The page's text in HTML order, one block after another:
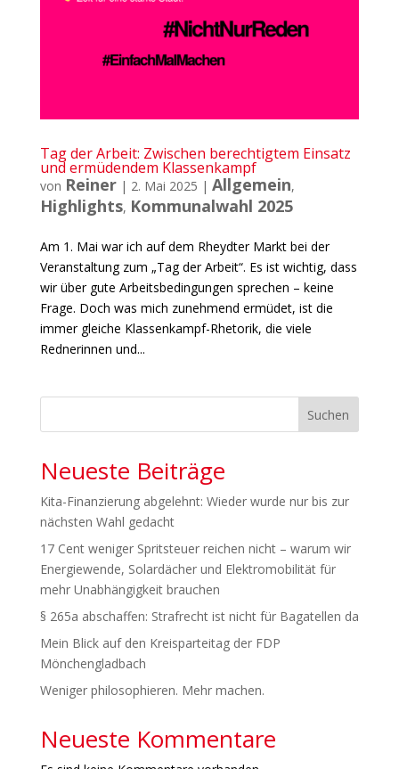
Tag der Arbeit: Zwischen berechtigtem Einsatz
und ermüdendem Klassenkampf
von Reiner| 2. Mai 2025 | Allgemein,
Highlights, Kommunalwahl 2025
Am 1. Mai war ich auf dem Rheydter Markt bei der
Veranstaltung zum „Tag der Arbeit“. Es ist wichtig, dass
wir über gute Arbeitsbedingungen sprechen – keine
Frage. Doch was mich zunehmend ermüdet, ist die
immer gleiche Klassenkampf-Rhetorik, die viele
Rednerinnen und...
Suchen
Neueste Beiträge
Kita-Finanzierung abgelehnt: Wieder wurde nur bis zur
nächsten Wahl gedacht
17 Cent weniger Spritsteuer reichen nicht – warum wir
Energiewende, Solardächer und Elektromobilität für
mehr Unabhängigkeit brauchen
§ 265a abschaffen: Strafrecht ist nicht für Bagatellen da
Mein Blick auf den Kreisparteitag der FDP
Mönchengladbach
Weniger philosophieren. Mehr machen.
Neueste Kommentare